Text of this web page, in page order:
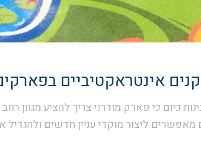
אינטראקטיביים
כיום כי פארק מודרני צריך להציע מגוון
מאפשרים ליצור מוקדי עניין חדשים